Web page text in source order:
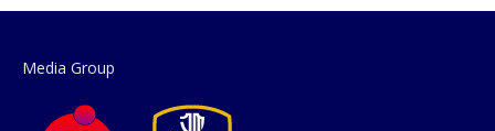
Media Group